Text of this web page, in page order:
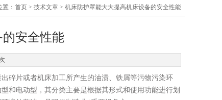
： 首页 > 技术文章 > 机床防护罩能大大提高机床设备的安全性能
安全性能
碎片或者机床加工所产生的油渍、铁屑等污物污染环
和电动型，其分类主要是根据其形式和使用功能进行划